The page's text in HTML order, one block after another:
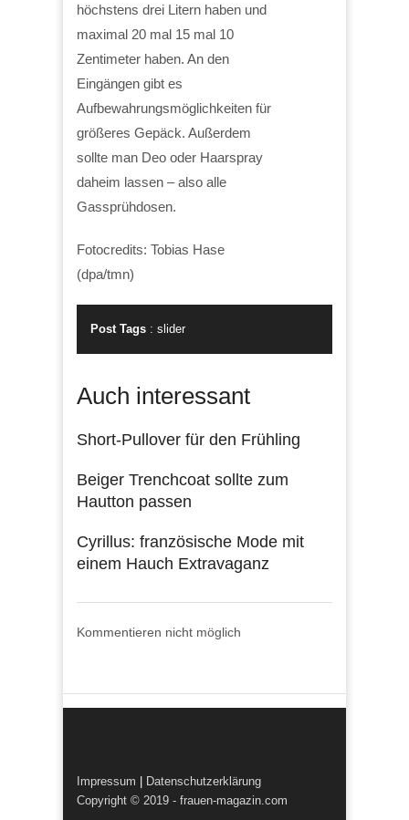
höchstens drei Litern haben und
maximal 20 mal 15 mal 10
Zentimeter haben. An den
Eingängen gibt es
Aufbewahrungsmöglichkeiten für
größeres Gepäck. Außerdem
sollte man Deo oder Haarspray
daheim lassen – also alle
Gassprühdosen.
Fotocredits: Tobias Hase
(dpa/tmn)
Post Tags : slider
Auch interessant
Short-Pullover für den Frühling
Beiger Trenchcoat sollte zum
Hautton passen
Cyrillus: französische Mode mit
einem Hauch Extravaganz
Kommentieren nicht möglich
Impressum
Datenschutzerklärung
Copyright © 2019 - frauen-magazin.com